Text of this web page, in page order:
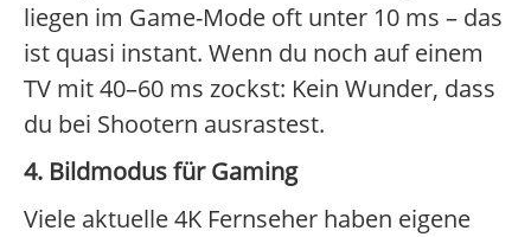
liegen im Game-Mode oft unter 10 ms – das
ist quasi instant. Wenn du noch auf einem
TV mit 40–60 ms zockst: Kein Wunder, dass
du bei Shootern ausrastest.
4. Bildmodus für Gaming
Viele aktuelle 4K Fernseher haben eigene